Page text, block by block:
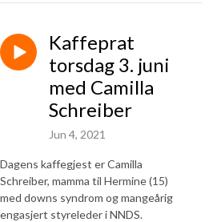
Kaffeprat
torsdag 3. juni
med Camilla
Schreiber
Jun 4, 2021
Dagens kaffegjest er Camilla
Schreiber, mamma til Hermine (15)
med downs syndrom og mangeårig
engasjert styreleder i NNDS.